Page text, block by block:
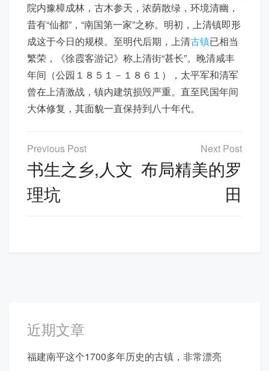
院内豫樟成林，古木参天，浓荫散绿，环境清幽，
昔有“仙都”，“南国第一家”之称。明初，上清镇即形
成这于今日的规模。至明代后期，上清古镇已相当
繁荣，《徐霞客游记》称上清街“甚长”。晚清咸丰
年间（公园１８５１－１８６１），太平军和清军
曾在上清激战，镇内建筑损毁严重。直至民国年间
大体修复，其面貌一直保持到八十年代。
文
章
导
航
书生之乡,人文
理坑
布局精美的罗
田
近期文章
福建南平这个1700多年历史的古镇，非常漂亮